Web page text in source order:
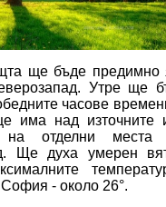
ще бъде предимно
Утре ще
часове
има над източните
на отделни
Ще духа умерен
- около 26°.